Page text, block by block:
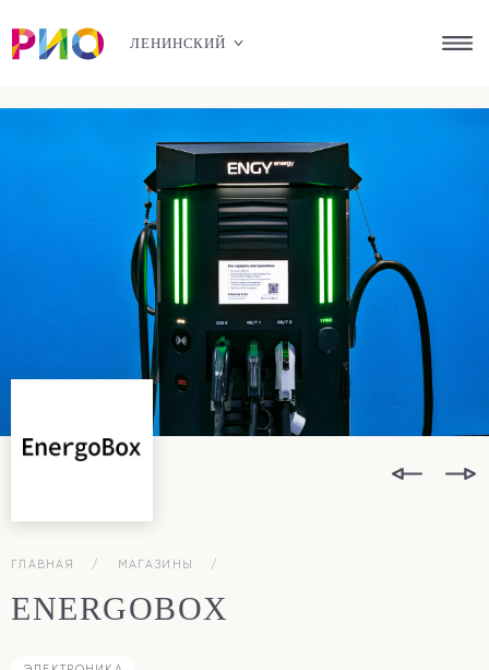
ЛЕНИНСКИЙ
ГЛАВНАЯ МАГАЗИНЫ
ENERGOBOX